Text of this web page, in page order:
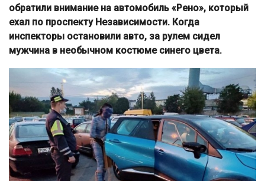
обратили внимание на автомобиль «Рено», который
ехал по проспекту Независимости. Когда
инспекторы остановили авто, за рулем сидел
мужчина в необычном костюме синего цвета.